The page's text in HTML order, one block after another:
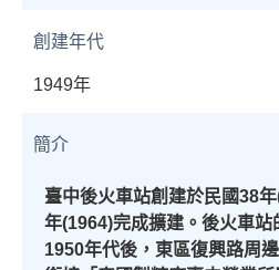
創建年代
1949年
簡介
臺中後火車站創建於民國38
年(1964)完成擴建。後火車站
1950年代後，東區復興路周